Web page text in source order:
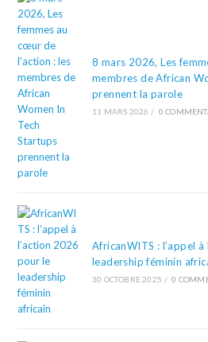
8 mars 2026, Les
membres de African
prennent la parole
11 MARS 2026 / 0
AfricanWITS : l’appel
leadership féminin
30 OCTOBRE 2025 / 0